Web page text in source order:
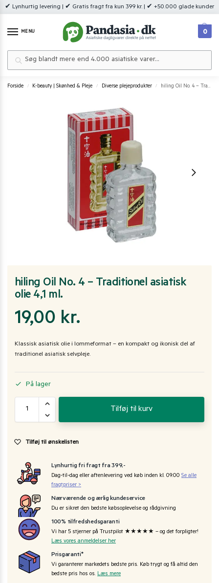
✔ Lynhurtig levering | ✔ Gratis fragt fra kun 399 kr. | ✔ +50.000 glade kunder
MENU 0
Forside / K-beauty | Skønhed & Pleje / Diverse plejeprodukter / hiling Oil No. 4 – Traditionel asiatisk olie 4,1 ml.
hiling Oil No. 4 – Traditionel asiatisk
olie 4,1 ml.
19,00 kr.
Klassisk asiatisk olie i lommeformat – en kompakt og ikonisk del af
traditionel asiatisk selvpleje.
På lager
Tilføj til kurv
Tilføj til ønskelisten
Lynhurtig fri fragt fra 399,-
Dag-til-dag eller aftenlevering ved køb inden kl. 09:00 Se alle
fragtpriser >
Nærværende og ærlig kundeservice
Du er sikret den bedste købsoplevelse og rådgivning
100% tilfredshedsgaranti
Vi har 5 stjerner på Trustpilot ★★★★★ – og det forpligter!
Læs vores anmeldelser her
Prisgaranti*
Vi garanterer markedets bedste pris. Køb trygt og få altid den
bedste pris hos os. Læs mere